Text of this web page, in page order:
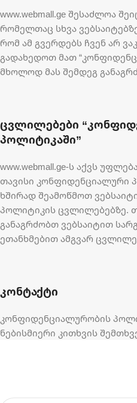
www.webmall.ge შესაძლოა
რომელთაც სხვა
რომ ამ გვერდებს ჩვენ არ
გადახედოთ მათ
მხოლოდ მას შემდეგ
ცვლილებები
პოლიტიკაში”
www.webmall.ge-ს აქვს
თავისი კონფიდენციალური
ხშირად შეამოწმოთ
პოლიტიკის ცვლილებებზე.
განაგრძობთ ვებსაიტით
ეთანხმებით ამგვარ
კონტაქტი
კონფიდენციალურობის
ნებისმიერი კითხვის